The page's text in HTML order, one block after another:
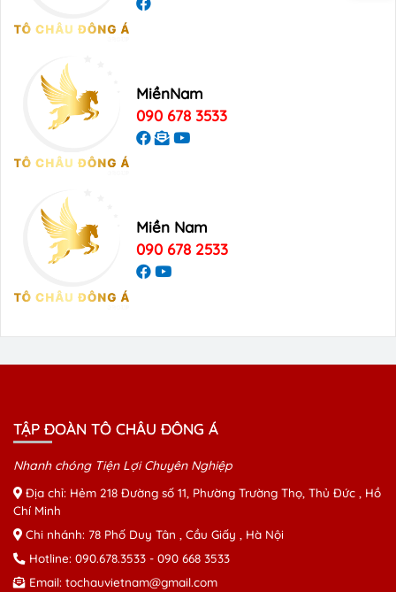
MiềnNam
090 678 3533
Miền Nam
090 678 2533
TẬP ĐOÀN TÔ CHÂU ĐÔNG Á
Nhanh chóng Tiện Lợi Chuyên Nghiệp
Địa chỉ: Hẻm 218 Đường số 11, Phường Trường Thọ, Thủ Đức , Hồ
Chí Minh
Chi nhánh: 78 Phố Duy Tân , Cầu Giấy , Hà Nội
Hotline: 090.678.3533 - 090 668 3533
Email: tochauvietnam@gmail.com